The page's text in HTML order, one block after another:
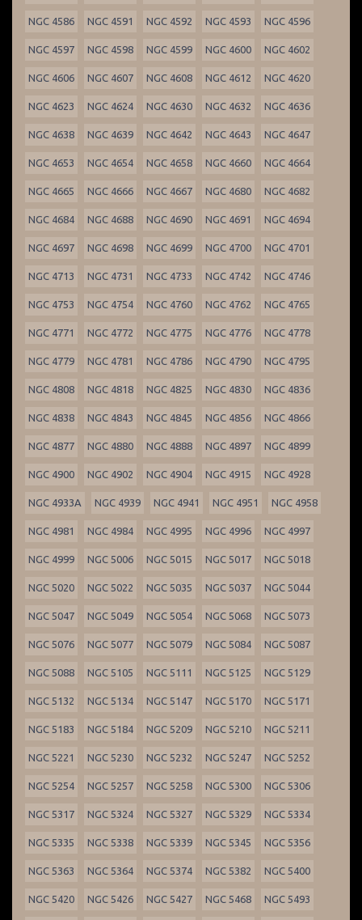
NGC 4586 NGC 4591 NGC 4592 NGC 4593 NGC 4596
NGC 4597 NGC 4598 NGC 4599 NGC 4600 NGC 4602
NGC 4606 NGC 4607 NGC 4608 NGC 4612 NGC 4620
NGC 4623 NGC 4624 NGC 4630 NGC 4632 NGC 4636
NGC 4638 NGC 4639 NGC 4642 NGC 4643 NGC 4647
NGC 4653 NGC 4654 NGC 4658 NGC 4660 NGC 4664
NGC 4665 NGC 4666 NGC 4667 NGC 4680 NGC 4682
NGC 4684 NGC 4688 NGC 4690 NGC 4691 NGC 4694
NGC 4697 NGC 4698 NGC 4699 NGC 4700 NGC 4701
NGC 4713 NGC 4731 NGC 4733 NGC 4742 NGC 4746
NGC 4753 NGC 4754 NGC 4760 NGC 4762 NGC 4765
NGC 4771 NGC 4772 NGC 4775 NGC 4776 NGC 4778
NGC 4779 NGC 4781 NGC 4786 NGC 4790 NGC 4795
NGC 4808 NGC 4818 NGC 4825 NGC 4830 NGC 4836
NGC 4838 NGC 4843 NGC 4845 NGC 4856 NGC 4866
NGC 4877 NGC 4880 NGC 4888 NGC 4897 NGC 4899
NGC 4900 NGC 4902 NGC 4904 NGC 4915 NGC 4928
NGC 4933A NGC 4939 NGC 4941 NGC 4951 NGC 4958
NGC 4981 NGC 4984 NGC 4995 NGC 4996 NGC 4997
NGC 4999 NGC 5006 NGC 5015 NGC 5017 NGC 5018
NGC 5020 NGC 5022 NGC 5035 NGC 5037 NGC 5044
NGC 5047 NGC 5049 NGC 5054 NGC 5068 NGC 5073
NGC 5076 NGC 5077 NGC 5079 NGC 5084 NGC 5087
NGC 5088 NGC 5105 NGC 5111 NGC 5125 NGC 5129
NGC 5132 NGC 5134 NGC 5147 NGC 5170 NGC 5171
NGC 5183 NGC 5184 NGC 5209 NGC 5210 NGC 5211
NGC 5221 NGC 5230 NGC 5232 NGC 5247 NGC 5252
NGC 5254 NGC 5257 NGC 5258 NGC 5300 NGC 5306
NGC 5317 NGC 5324 NGC 5327 NGC 5329 NGC 5334
NGC 5335 NGC 5338 NGC 5339 NGC 5345 NGC 5356
NGC 5363 NGC 5364 NGC 5374 NGC 5382 NGC 5400
NGC 5420 NGC 5426 NGC 5427 NGC 5468 NGC 5493